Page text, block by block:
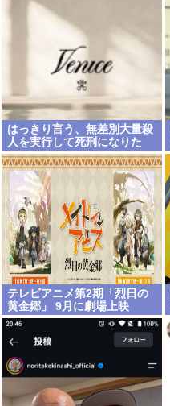
はっきり言う、無差別大量殺
人を実行して死刑になりた
い。
テレビアニメ第2期「烈日の
黄金郷」 9月に劇場上映